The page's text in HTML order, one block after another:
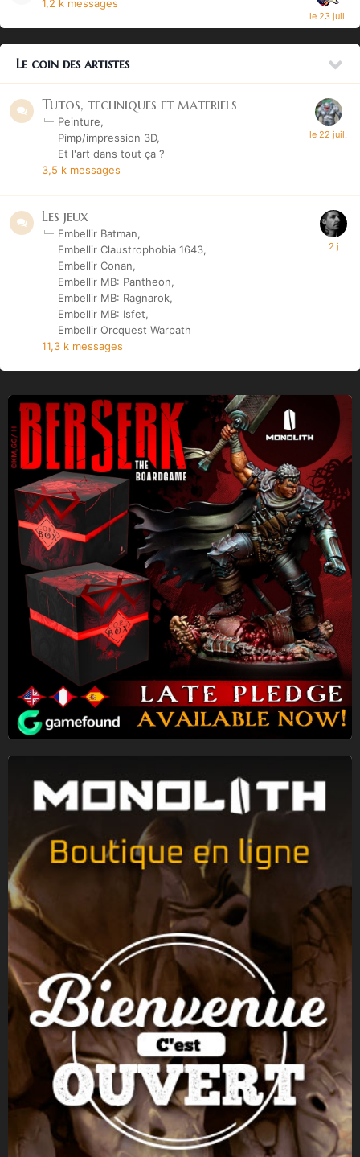
1,2 k messages
Le coin des artistes
Tutos, techniques et materiels
Peinture
Pimp/impression 3D
Et l'art dans tout ça ?
3,5 k messages
Les jeux
Embellir Batman
Embellir Claustrophobia 1643
Embellir Conan
Embellir MB: Pantheon
Embellir MB: Ragnarok
Embellir MB: Isfet
Embellir Orcquest Warpath
11,3 k messages